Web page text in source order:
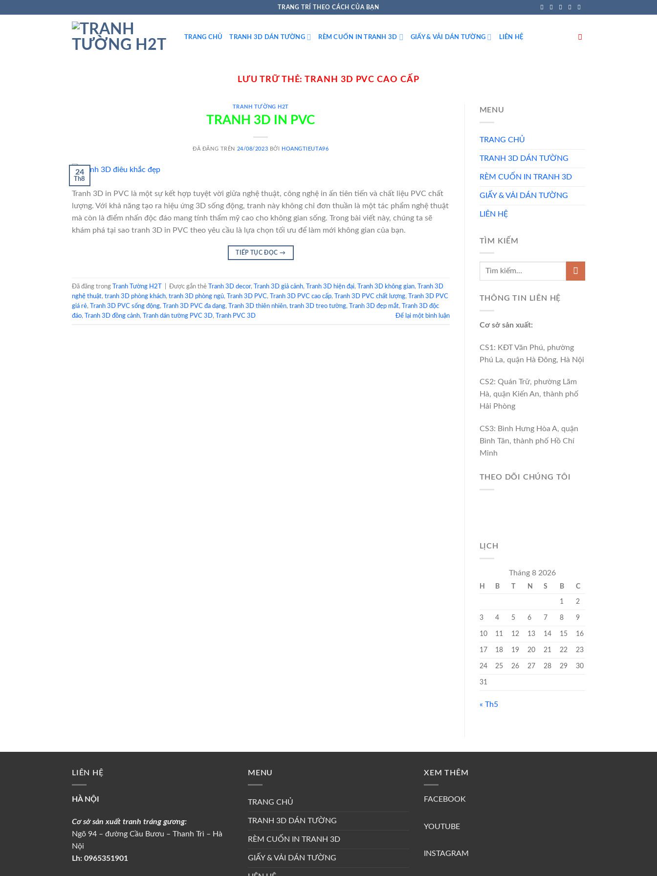
TRANG TRÍ THEO CÁCH CỦA BẠN
TRANG CHỦ TRANH 3D DÁN TƯỜNG RÈM CUỐN IN TRANH 3D GIẤY & VẢI DÁN TƯỜNG LIÊN HỆ
LƯU TRỮ THẺ:TRANH 3D PVC CAO CẤP
TRANH TƯỜNG H2T
TRANH 3D IN PVC
ĐÃ ĐĂNG TRÊN 24/08/2023 BỞI HOANGTIEUTA96
24
Th8
Tranh 3D in PVC là một sự kết hợp tuyệt vời giữa nghệ thuật, công nghệ in ấn tiên tiến và chất liệu PVC chất
lượng. Với khả năng tạo ra hiệu ứng 3D sống động, tranh này không chỉ đơn thuần là một tác phẩm nghệ thuật
mà còn là điểm nhấn độc đáo mang tính thẩm mỹ cao cho không gian sống. Trong bài viết này, chúng ta sẽ
khám phá tại sao tranh 3D in PVC theo yêu cầu là lựa chọn tối ưu để làm mới không gian của bạn.
TIẾP TỤC ĐỌC →
Đã đăng trong Tranh Tường H2T Được gắn thẻ Tranh 3D decor, Tranh 3D giả cảnh, Tranh 3D hiện đại, Tranh 3D không gian,
Tranh 3D
nghệ thuật, tranh 3D phòng khách, tranh 3D phòng ngủ, Tranh 3D PVC, Tranh 3D PVC cao cấp, Tranh 3D PVC chất lượng,
Tranh 3D PVC
giá rẻ, Tranh 3D PVC sống động, Tranh 3D PVC đa dạng, Tranh 3D thiên nhiên, tranh 3D treo tường, Tranh 3D đẹp mắt,
Tranh 3D độc
đáo, Tranh 3D đồng cảnh, Tranh dán tường PVC 3D, Tranh PVC 3D Để lại một bình luận
MENU
TRANG CHỦ
TRANH 3D DÁN TƯỜNG
RÈM CUỐN IN TRANH 3D
GIẤY & VẢI DÁN TƯỜNG
LIÊN HỆ
TÌM KIẾM
THÔNG TIN LIÊN HỆ
Cơ sở sản xuất:
CS1: KĐT Văn Phú, phường
Phú La, quận Hà Đông, Hà Nội
CS2: Quán Trữ, phường Lãm
Hà, quận Kiến An, thành phố
Hải Phòng
CS3: Bình Hưng Hòa A, quận
Bình Tân, thành phố Hồ Chí
Minh
THEO DÕI CHÚNG TÔI
LỊCH
Tháng 8 2026
H B T N S B C
1 2
3 4 5 6 7 8 9
10 11 12 13 14 15 16
17 18 19 20 21 22 23
24 25 26 27 28 29 30
31
« Th5
LIÊN HỆ
HÀ NỘI
Cơ sở sản xuất tranh tráng gương:
Ngõ 94 – đường Cầu Bươu – Thanh Trì – Hà
Nội
Lh: 0965351901
MENU
TRANG CHỦ
TRANH 3D DÁN TƯỜNG
RÈM CUỐN IN TRANH 3D
GIẤY & VẢI DÁN TƯỜNG
XEM THÊM
FACEBOOK
YOUTUBE
INSTAGRAM